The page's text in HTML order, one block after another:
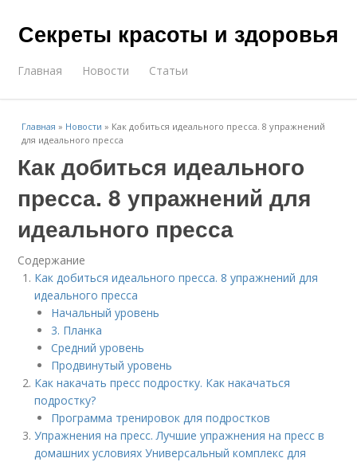
Секреты красоты и здоровья
Главная Новости Статьи
Главная » Новости » Как добиться идеального пресса. 8 упражнений
для идеального пресса
Как добиться идеального
пресса. 8 упражнений для
идеального пресса
Содержание
Как добиться идеального пресса. 8 упражнений для
идеального пресса
Начальный уровень
3. Планка
Средний уровень
Продвинутый уровень
Как накачать пресс подростку. Как накачаться
подростку?
Программа тренировок для подростков
Упражнения на пресс. Лучшие упражнения на пресс в
домашних условиях Универсальный комплекс для